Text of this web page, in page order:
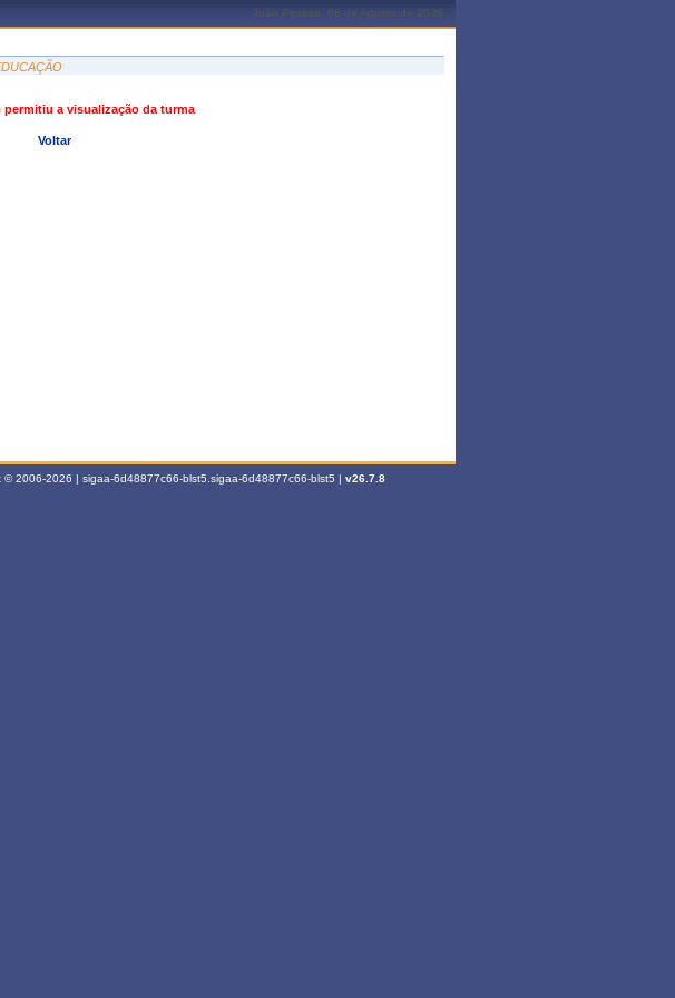
João Pessoa, 06 de Agosto de 2026
permitiu a visualização da turma
Voltar
2006-2026 | sigaa-6d48877c66-blst5.sigaa-6d48877c66-blst5 | v26.7.8